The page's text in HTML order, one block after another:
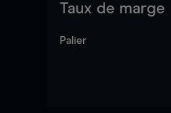
Taux de marge
Palier